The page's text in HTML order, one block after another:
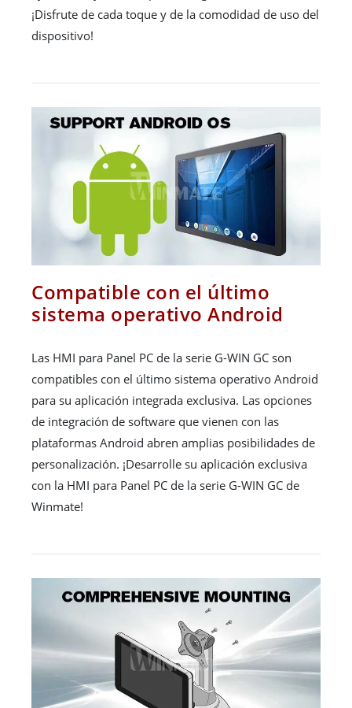
¡Disfrute de cada toque y de la comodidad de uso del
dispositivo!
Compatible con el último
sistema operativo Android
Las HMI para Panel PC de la serie G-WIN GC son
compatibles con el último sistema operativo Android
para su aplicación integrada exclusiva. Las opciones
de integración de software que vienen con las
plataformas Android abren amplias posibilidades de
personalización. ¡Desarrolle su aplicación exclusiva
con la HMI para Panel PC de la serie G-WIN GC de
Winmate!